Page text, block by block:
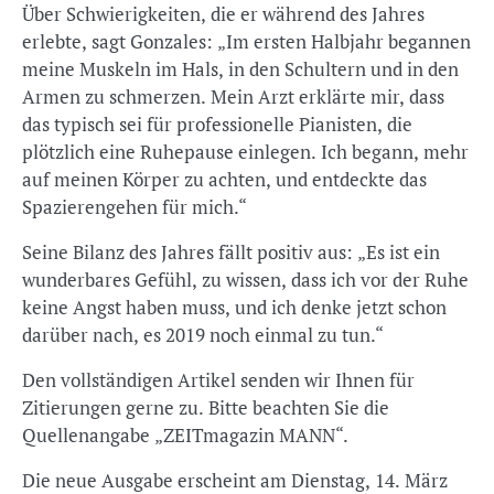
Über Schwierigkeiten, die er während des Jahres
erlebte, sagt Gonzales: „Im ersten Halbjahr begannen
meine Muskeln im Hals, in den Schultern und in den
Armen zu schmerzen. Mein Arzt erklärte mir, dass
das typisch sei für professionelle Pianisten, die
plötzlich eine Ruhepause einlegen. Ich begann, mehr
auf meinen Körper zu achten, und entdeckte das
Spazierengehen für mich.“
Seine Bilanz des Jahres fällt positiv aus: „Es ist ein
wunderbares Gefühl, zu wissen, dass ich vor der Ruhe
keine Angst haben muss, und ich denke jetzt schon
darüber nach, es 2019 noch einmal zu tun.“
Den vollständigen Artikel senden wir Ihnen für
Zitierungen gerne zu. Bitte beachten Sie die
Quellenangabe „ZEITmagazin MANN“.
Die neue Ausgabe erscheint am Dienstag, 14. März